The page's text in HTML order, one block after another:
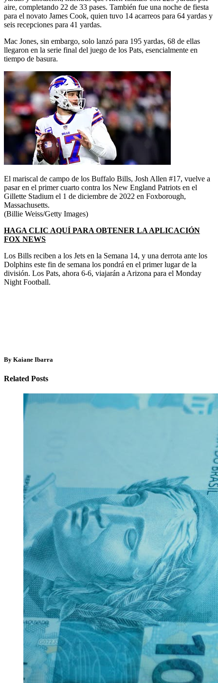
aire, completando 22 de 33 pases. También fue una noche de fiesta
para el novato James Cook, quien tuvo 14 acarreos para 64 yardas y
seis recepciones para 41 yardas.
Mac Jones, sin embargo, solo lanzó para 195 yardas, 68 de ellas
llegaron en la serie final del juego de los Pats, esencialmente en
tiempo de basura.
El mariscal de campo de los Buffalo Bills, Josh Allen #17, vuelve a
pasar en el primer cuarto contra los New England Patriots en el
Gillette Stadium el 1 de diciembre de 2022 en Foxborough,
Massachusetts.
(Billie Weiss/Getty Images)
HAGA CLIC AQUÍ PARA OBTENER LA APLICACIÓN
FOX NEWS
Los Bills reciben a los Jets en la Semana 14, y una derrota ante los
Dolphins este fin de semana los pondrá en el primer lugar de la
división. Los Pats, ahora 6-6, viajarán a Arizona para el Monday
Night Football.
By Kaiane Ibarra
Related Posts